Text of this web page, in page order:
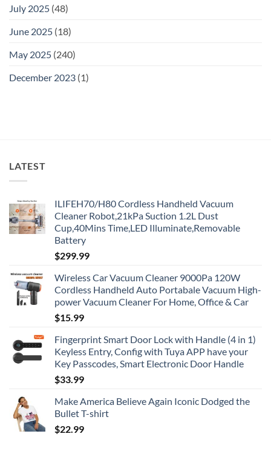
July 2025 (48)
June 2025 (18)
May 2025 (240)
December 2023 (1)
LATEST
ILIFEH70/H80 Cordless Handheld Vacuum
Cleaner Robot,21kPa Suction 1.2L Dust
Cup,40Mins Time,LED Illuminate,Removable
Battery
$299.99
Wireless Car Vacuum Cleaner 9000Pa 120W
Cordless Handheld Auto Portabale Vacuum High-
power Vacuum Cleaner For Home, Office & Car
$15.99
Fingerprint Smart Door Lock with Handle (4 in 1)
Keyless Entry, Config with Tuya APP have your
Key Passcodes, Smart Electronic Door Handle
$33.99
Make America Believe Again Iconic Dodged the
Bullet T-shirt
$22.99